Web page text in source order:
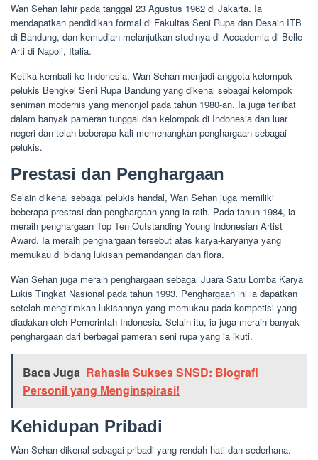
Wan Sehan lahir pada tanggal 23 Agustus 1962 di Jakarta. Ia
mendapatkan pendidikan formal di Fakultas Seni Rupa dan Desain ITB
di Bandung, dan kemudian melanjutkan studinya di Accademia di Belle
Arti di Napoli, Italia.
Ketika kembali ke Indonesia, Wan Sehan menjadi anggota kelompok
pelukis Bengkel Seni Rupa Bandung yang dikenal sebagai kelompok
seniman modernis yang menonjol pada tahun 1980-an. Ia juga terlibat
dalam banyak pameran tunggal dan kelompok di Indonesia dan luar
negeri dan telah beberapa kali memenangkan penghargaan sebagai
pelukis.
Prestasi dan Penghargaan
Selain dikenal sebagai pelukis handal, Wan Sehan juga memiliki
beberapa prestasi dan penghargaan yang ia raih. Pada tahun 1984, ia
meraih penghargaan Top Ten Outstanding Young Indonesian Artist
Award. Ia meraih penghargaan tersebut atas karya-karyanya yang
memukau di bidang lukisan pemandangan dan flora.
Wan Sehan juga meraih penghargaan sebagai Juara Satu Lomba Karya
Lukis Tingkat Nasional pada tahun 1993. Penghargaan ini ia dapatkan
setelah mengirimkan lukisannya yang memukau pada kompetisi yang
diadakan oleh Pemerintah Indonesia. Selain itu, ia juga meraih banyak
penghargaan dari berbagai pameran seni rupa yang ia ikuti.
Baca Juga Rahasia Sukses SNSD: Biografi
Personil yang Menginspirasi!
Kehidupan Pribadi
Wan Sehan dikenal sebagai pribadi yang rendah hati dan sederhana.